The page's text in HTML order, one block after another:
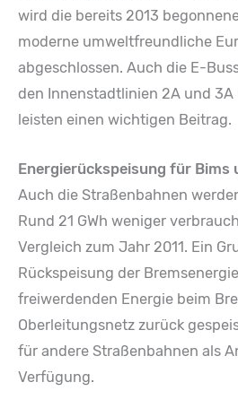
wird die bereits 2013
moderne umweltfreundliche
abgeschlossen. Auch die E-
den Innenstadtlinien 2A und
leisten einen wichtigen Beitrag.
Energierückspeisung für Bims
Auch die Straßenbahnen
Rund 21 GWh weniger
Vergleich zum Jahr 2011. Ein
Rückspeisung der
freiwerdenden Energie beim
Oberleitungsnetz zurück
für andere Straßenbahnen als
Verfügung.